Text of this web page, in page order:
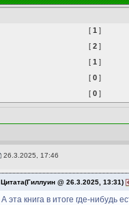
[ 1 ]
[ 2]
[ 1 ]
[ 0]
[ 0]
26.3.2025, 17:46
Цитата(Гиллуин @ 26.3.2025, 13:31)
А эта книга в итоге где-нибудь